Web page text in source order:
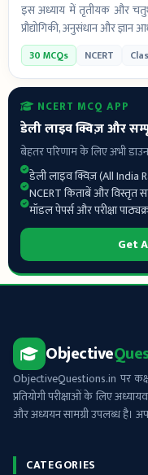
इस अध्याय में तृतीयक और चतुर्थ
प्रौद्योगिकी, अनुसंधान और ज्ञान
30 MCQs NCERT
NCERT MCQ APP
डेली लाइव क्विज़ और
बेहतर परिणाम के लिए अभी
डेली लाइव क्विज़ (All India
NCERT किताबें और विस्तृत
मॉडल पेपर्स और परीक्षा
Get
Objective
ObjectiveQuestions.in पर
प्रतियोगी परीक्षाओं के लिए
और अध्ययन सामग्री उपलब्ध है।
CATEGORIES